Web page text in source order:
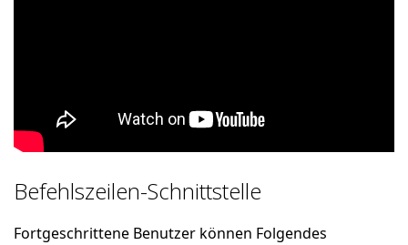
Befehlszeilen-Schnittstelle
Fortgeschrittene Benutzer können Folgendes